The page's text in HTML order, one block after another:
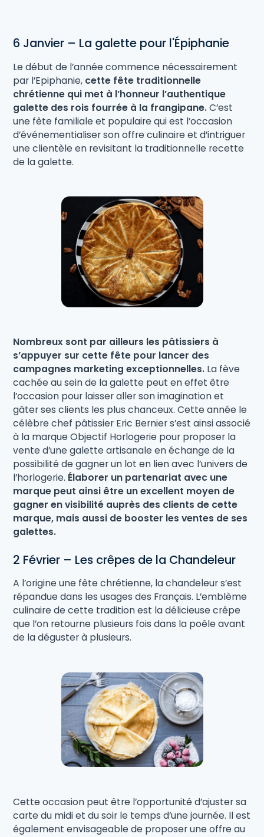
6 Janvier – La galette pour l'Épiphanie
Le début de l’année commence nécessairement
par l’Epiphanie, cette fête traditionnelle
chrétienne qui met à l’honneur l’authentique
galette des rois fourrée à la frangipane.C’est
une fête familiale et populaire qui est l’occasion
d’événementialiser son offre culinaire et d’intriguer
une clientèle en revisitant la traditionnelle recette
de la galette.
Nombreux sont par ailleurs les pâtissiers à
s’appuyer sur cette fête pour lancer des
campagnes marketing exceptionnelles. La fève
cachée au sein de la galette peut en effet être
l’occasion pour laisser aller son imagination et
gâter ses clients les plus chanceux. Cette année le
célèbre chef pâtissier Eric Bernier s’est ainsi associé
à la marque Objectif Horlogerie pour proposer la
vente d’une galette artisanale en échange de la
possibilité de gagner un lot en lien avec l’univers de
l’horlogerie. Élaborer un partenariat avec une
marque peut ainsi être un excellent moyen de
gagner en visibilité auprès des clients de cette
marque, mais aussi de booster les ventes de ses
galettes.
2 Février – Les crêpes de la Chandeleur
A l’origine une fête chrétienne, la chandeleur s’est
répandue dans les usages des Français. L’emblème
culinaire de cette tradition est la délicieuse crêpe
que l’on retourne plusieurs fois dans la poêle avant
de la déguster à plusieurs.
Cette occasion peut être l’opportunité d’ajuster sa
carte du midi et du soir le temps d’une journée. Il est
également envisageable de proposer une offre au